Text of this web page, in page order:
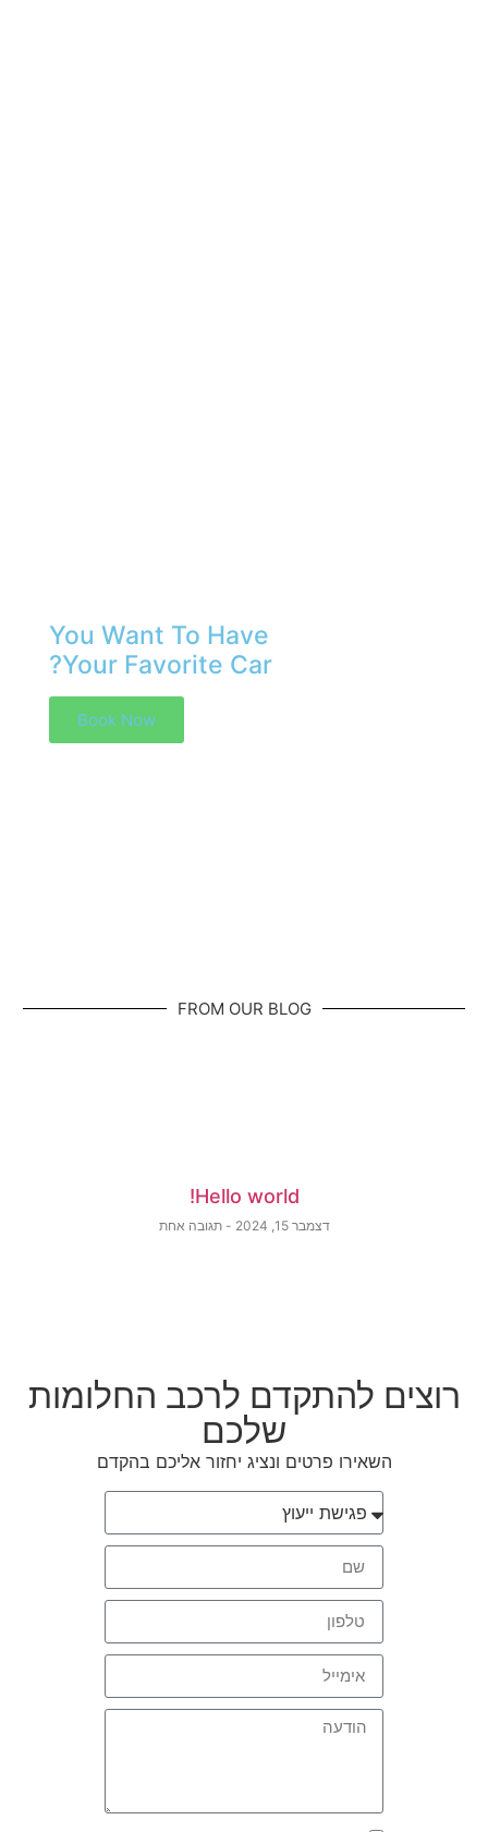
You Want To Have
Your Favorite Car?
Book Now
FROM OUR BLOG
Hello world!
דצמבר 15, 2024 תגובה אחת
רוצים להתקדם לרכב החלומות
שלכם
השאירו פרטים ונציג יחזור אליכם בהקדם